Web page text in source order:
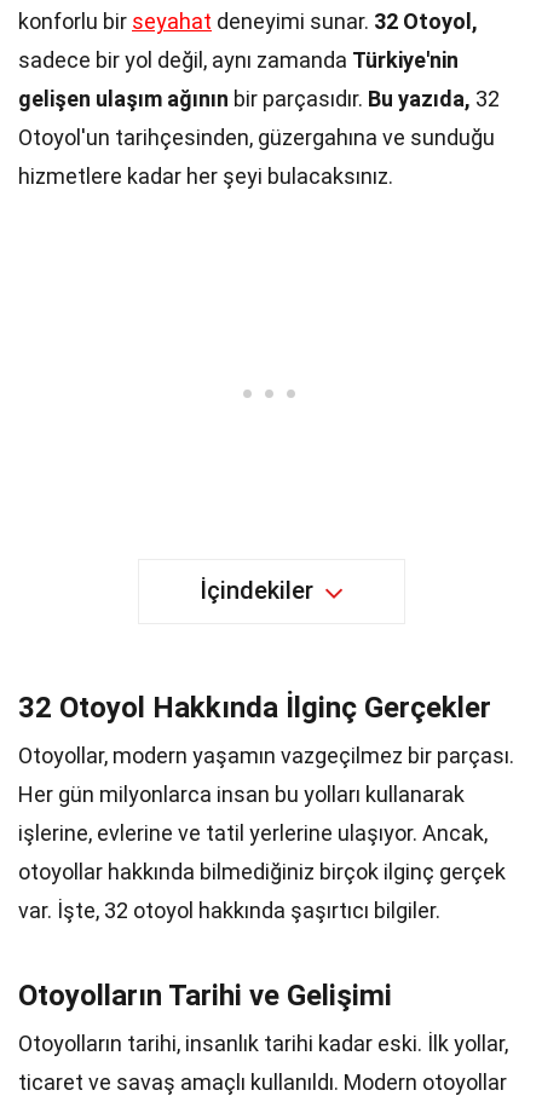
konforlu bir seyahat deneyimi sunar. 32 Otoyol,
sadece bir yol değil, aynı zamanda Türkiye'nin
gelişen ulaşım ağının bir parçasıdır. Bu yazıda, 32
Otoyol'un tarihçesinden, güzergahına ve sunduğu
hizmetlere kadar her şeyi bulacaksınız.
İçindekiler
32 Otoyol Hakkında İlginç Gerçekler
Otoyollar, modern yaşamın vazgeçilmez bir parçası.
Her gün milyonlarca insan bu yolları kullanarak
işlerine, evlerine ve tatil yerlerine ulaşıyor. Ancak,
otoyollar hakkında bilmediğiniz birçok ilginç gerçek
var. İşte, 32 otoyol hakkında şaşırtıcı bilgiler.
Otoyolların Tarihi ve Gelişimi
Otoyolların tarihi, insanlık tarihi kadar eski. İlk yollar,
ticaret ve savaş amaçlı kullanıldı. Modern otoyollar